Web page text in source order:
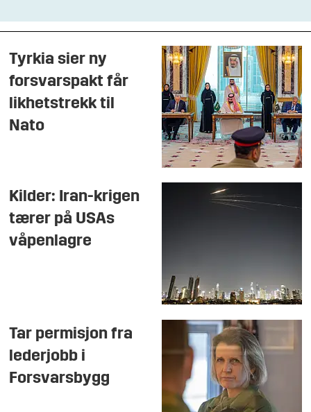
Tyrkia sier ny
forsvarspakt får
likhetstrekk til
Nato
Kilder: Iran-krigen
tærer på USAs
våpenlagre
Tar permisjon fra
lederjobb i
Forsvarsbygg